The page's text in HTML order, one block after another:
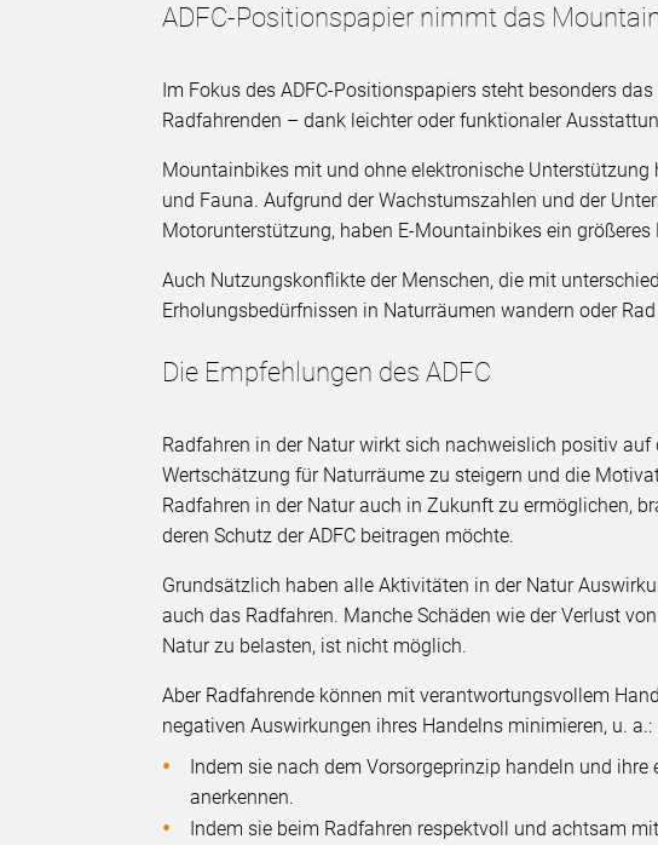
ADFC-Positionspapier nimmt das
Im Fokus des ADFC-Positionspapiers steht besonders
Radfahrenden – dank leichter oder funktionaler
Mountainbikes mit und ohne elektronische
und Fauna. Aufgrund der Wachstumszahlen und der
Motorunterstützung, haben E-Mountainbikes ein
Auch Nutzungskonflikte der Menschen, die mit
Erholungsbedürfnissen in Naturräumen wandern oder
Die Empfehlungen des ADFC
Radfahren in der Natur wirkt sich nachweislich positiv
Wertschätzung für Naturräume zu steigern und die
Radfahren in der Natur auch in Zukunft zu ermöglichen,
deren Schutz der ADFC beitragen möchte.
Grundsätzlich haben alle Aktivitäten in der Natur
auch das Radfahren. Manche Schäden wie der Verlust
Natur zu belasten, ist nicht möglich.
Aber Radfahrende können mit verantwortungsvollem
negativen Auswirkungen ihres Handelns minimieren, u. a.:
Indem sie nach dem Vorsorgeprinzip handeln und
anerkennen.
Indem sie beim Radfahren respektvoll und achtsam